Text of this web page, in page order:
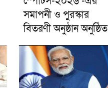
সমাপনী ও পুরস্কার
বিতরণী অনুষ্ঠান অনুষ্ঠিত